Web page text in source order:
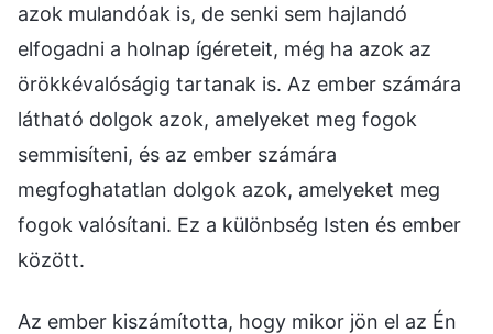
azok mulandóak is, de senki sem hajlandó
elfogadni a holnap ígéreteit, még ha azok az
örökkévalóságig tartanak is. Az ember számára
látható dolgok azok, amelyeket meg fogok
semmisíteni, és az ember számára
megfoghatatlan dolgok azok, amelyeket meg
fogok valósítani. Ez a különbség Isten és ember
között.
Az ember kiszámította, hogy mikor jön el az Én